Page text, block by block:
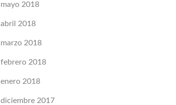
mayo 2018
abril 2018
marzo 2018
febrero 2018
enero 2018
diciembre 2017